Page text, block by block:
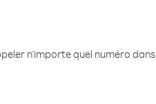
n'importe quel numéro dans